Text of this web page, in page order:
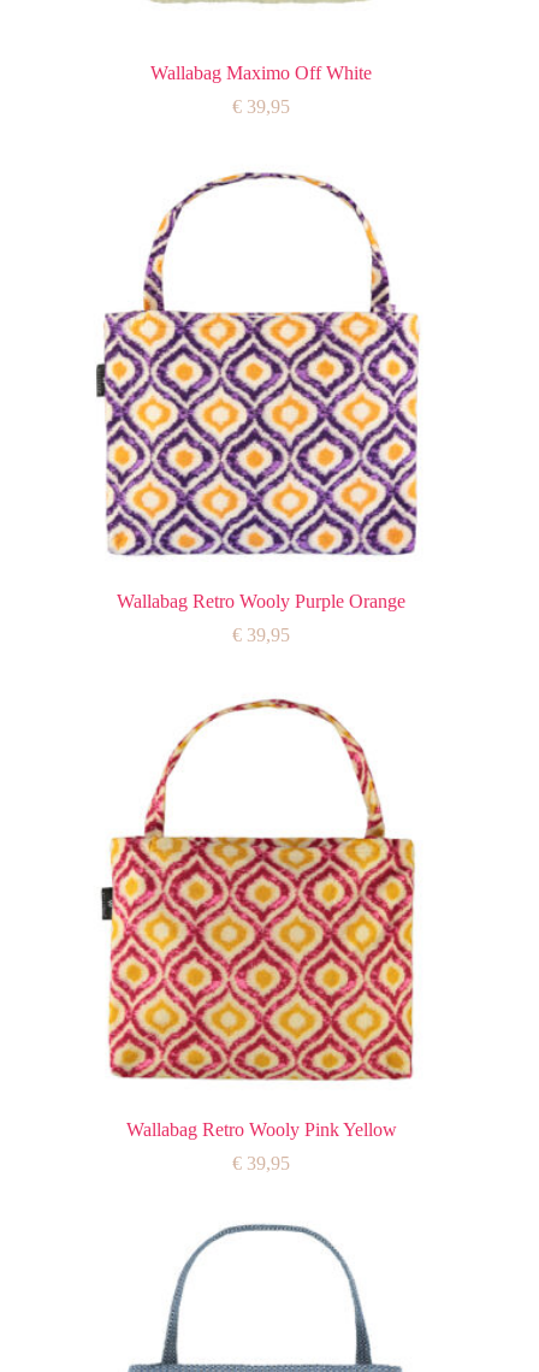
Wallabag Maximo Off White
€ 39,95
Wallabag Retro Wooly Purple Orange
€ 39,95
Wallabag Retro Wooly Pink Yellow
€ 39,95